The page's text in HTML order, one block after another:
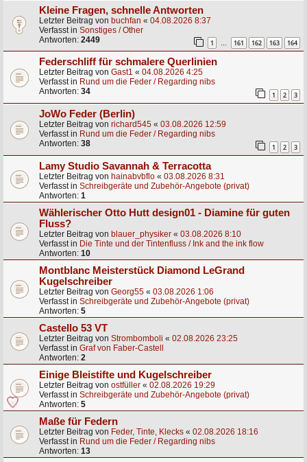
Kleine Fragen, schnelle Antworten
Letzter Beitrag von buchfan « 04.08.2026 8:37
Verfasst in Sonstiges / Other
Antworten: 2449 1 … 161 162 163 164
Federschliff für schmalere Querlinien
Letzter Beitrag von Gast1 « 04.08.2026 4:25
Verfasst in Rund um die Feder / Regarding nibs
Antworten: 34 1 2 3
JoWo Feder (Berlin)
Letzter Beitrag von richard545 « 03.08.2026 12:59
Verfasst in Rund um die Feder / Regarding nibs
Antworten: 38 1 2 3
Lamy Studio Savannah & Terracotta
Letzter Beitrag von hainabvbflo « 03.08.2026 8:31
Verfasst in Schreibgeräte und Zubehör-Angebote (privat)
Antworten: 1
Wählerischer Otto Hutt design01 - Diamine für guten
Fluss?
Letzter Beitrag von blauer_physiker « 03.08.2026 8:10
Verfasst in Die Tinte und der Tintenfluss / Ink and the ink flow
Antworten: 10
Montblanc Meisterstück Diamond LeGrand
Kugelschreiber
Letzter Beitrag von Georg55 « 03.08.2026 1:06
Verfasst in Schreibgeräte und Zubehör-Angebote (privat)
Antworten: 5
Castello 53 VT
Letzter Beitrag von Strombomboli « 02.08.2026 23:25
Verfasst in Graf von Faber-Castell
Antworten: 2
Einige Bleistifte und Kugelschreiber
Letzter Beitrag von ostfüller « 02.08.2026 19:29
Verfasst in Schreibgeräte und Zubehör-Angebote (privat)
Antworten: 5
Maße für Federn
Letzter Beitrag von Feder, Tinte, Klecks « 02.08.2026 18:16
Verfasst in Rund um die Feder / Regarding nibs
Antworten: 13